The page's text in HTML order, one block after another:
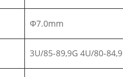
Φ7.0mm
3U/85-89,9G 4U/80-84,9